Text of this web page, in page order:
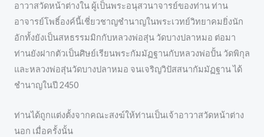
อาวาสวัดหน้าต่างใน ผู้เป็นพระอนุสวนาจารย์ของท่าน ท่าน
อาจารย์โพธิ์องค์นี้เชี่ยวชาญชำนาญในพระเวทย์วิทยาคมยิ่งนัก
อักทั้งยังเป็นสหธรรมมิกกับหลวงพ่อสุ่น วัดบางปลาหมอ ต่อมา
ท่านยังฝากตัวเป็นศิษย์เรียนพระกัมมัฏฐานกับหลวงพ่อปั้น วัดพิกุล
และหลวงพ่อสุ่นวัดบางปลาหมอ จนเจริญวิปัสสนากัมมัฏฐาน ได้
ชำนาญในปี 2450
ท่านได้ถูกแต่งตั้งจากคณะสงฆ์ให้ท่านเป็นเจ้าอาวาสวัดหน้าต่าง
นอก เมื่อครั้งนั้น